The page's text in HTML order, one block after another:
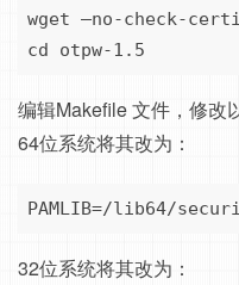
wget –no-check-
cd otpw-1.5
编辑Makefile 文件，修改
64位系统将其改为：
PAMLIB=/lib64/
32位系统将其改为：